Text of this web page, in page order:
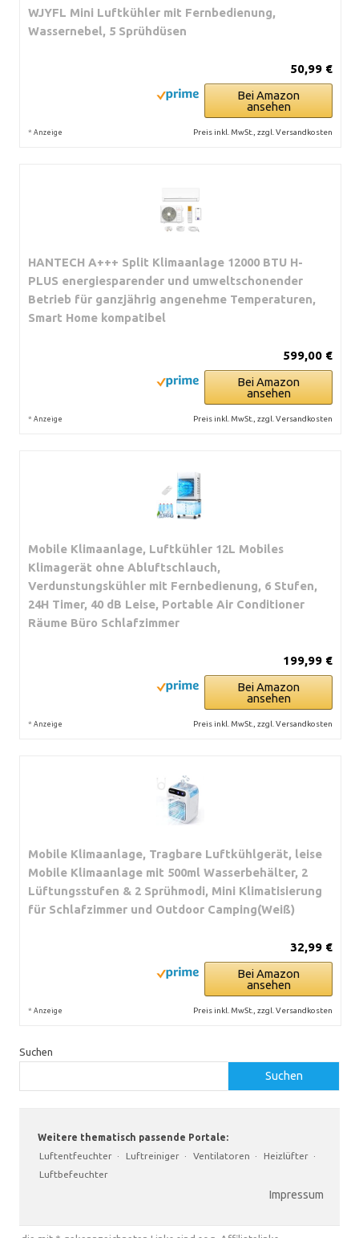
WJYFL Mini Luftkühler mit Fernbedienung,
Wassernebel, 5 Sprühdüsen
50,99 €
Bei Amazon
ansehen
* Anzeige Preis inkl. MwSt., zzgl. Versandkosten
HANTECH A+++ Split Klimaanlage 12000 BTU H-
PLUS energiesparender und umweltschonender
Betrieb für ganzjährig angenehme Temperaturen,
Smart Home kompatibel
599,00 €
Bei Amazon
ansehen
* Anzeige Preis inkl. MwSt., zzgl. Versandkosten
Mobile Klimaanlage, Luftkühler 12L Mobiles
Klimagerät ohne Abluftschlauch,
Verdunstungskühler mit Fernbedienung, 6 Stufen,
24H Timer, 40 dB Leise, Portable Air Conditioner
Räume Büro Schlafzimmer
199,99 €
Bei Amazon
ansehen
* Anzeige Preis inkl. MwSt., zzgl. Versandkosten
Mobile Klimaanlage, Tragbare Luftkühlgerät, leise
Mobile Klimaanlage mit 500ml Wasserbehälter, 2
Lüftungsstufen & 2 Sprühmodi, Mini Klimatisierung
für Schlafzimmer und Outdoor Camping(Weiß)
32,99 €
Bei Amazon
ansehen
* Anzeige Preis inkl. MwSt., zzgl. Versandkosten
Suchen
Suchen
Weitere thematisch passende Portale:
Luftentfeuchter · Luftreiniger · Ventilatoren · Heizlüfter ·
Luftbefeuchter
Impressum